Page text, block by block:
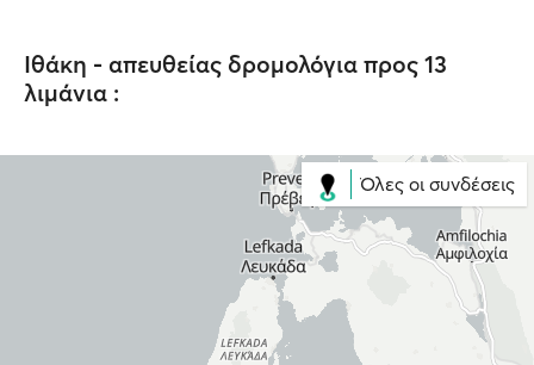
Ιθάκη - απευθείας δρομολόγια προς 13
λιμάνια :
Όλες οι συνδέσεις